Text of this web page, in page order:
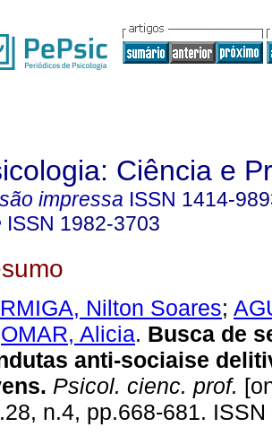
Ciência e
impressa ISSN 1414-
ISSN 1982-3703
Nilton Soares;
OMAR, Alicia. Busca de
anti-sociaise
. Psicol. cienc. prof.
n.4, pp.668-681.